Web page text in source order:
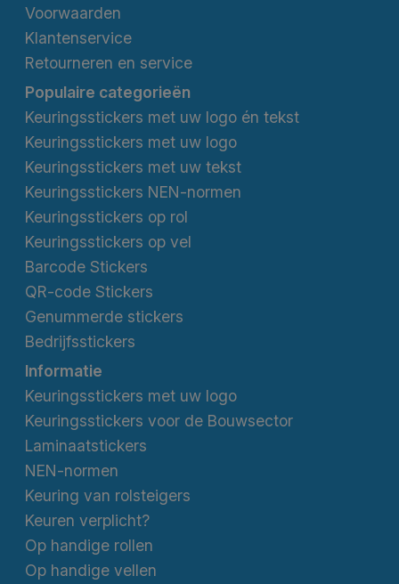
Voorwaarden
Klantenservice
Retourneren en service
Populaire categorieën
Keuringsstickers met uw logo én tekst
Keuringsstickers met uw logo
Keuringsstickers met uw tekst
Keuringsstickers NEN-normen
Keuringsstickers op rol
Keuringsstickers op vel
Barcode Stickers
QR-code Stickers
Genummerde stickers
Bedrijfsstickers
Informatie
Keuringsstickers met uw logo
Keuringsstickers voor de Bouwsector
Laminaatstickers
NEN-normen
Keuring van rolsteigers
Keuren verplicht?
Op handige rollen
Op handige vellen